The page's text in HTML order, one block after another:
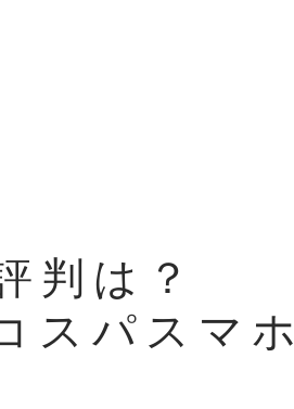
判は？
スパスマホ